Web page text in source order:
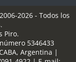
2026 - Todos los
Piro.
5346433
CABA, Argentina |